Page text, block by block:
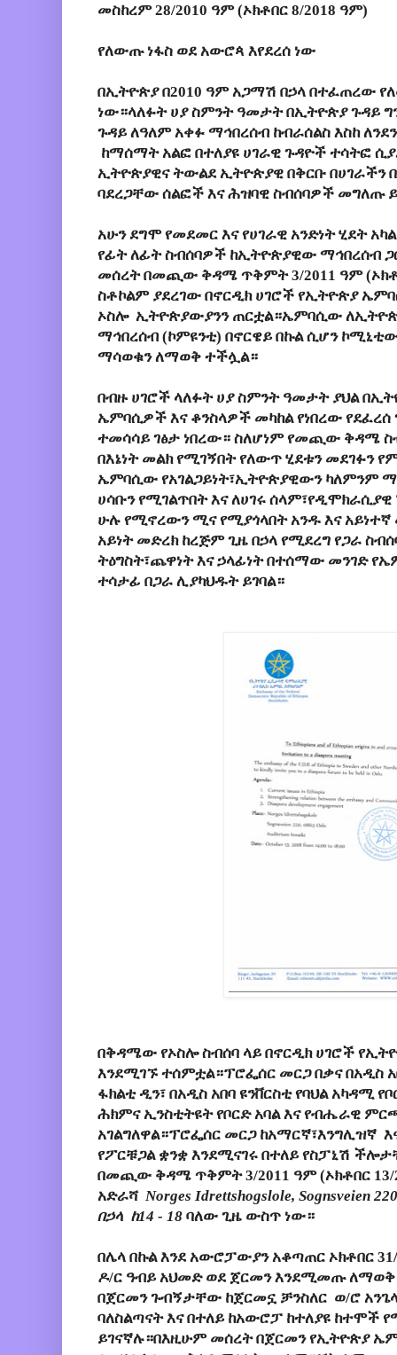
መስከረም 28/2010 ዓም (ኦክቶበር 8/2018 ዓም)
የለውጡ ነፋስ ወደ አውሮጳ እየደረሰ ነው
በኢትዮጵያ በ2010 ዓም አጋማሽ በኃላ በተፈጠረው
ነው።ላለፉት ሀያ ስምንት ዓመታት በኢትዮጵያ ጉዳይ
ጉዳይ ለዓለም አቀፉ ማኅበረሰብ ከብራሰልስ እስከ
ከማሰማት አልፎ በተለያዩ ሀገራዊ ጉዳዮች ተሳትፎ
ኢትዮጵያዊና ትውልደ ኢትዮጵያዊ በቅርቡ በሀገራችን
ባደረጋቸው ሰልፎች እና ሕዝባዊ ስብሰባዎች መግለጡ
አሁን ደግሞ የመደመር እና የሀገራዊ አንድነት ሂደት
የፊት ለፊት ስብሰባዎች ከኢትዮጵያዊው ማኅበረሰብ
መሰረት በመጪው ቅዳሜ ጥቅምት 3/2011 ዓም
ስቶኮልም ያደረገው በኖርዲክ ሀገሮች የኢትዮጵያ
ኦስሎ ኢትዮጵያውያንን ጠርቷል።ኤምባሲው
ማኅበረሰብ (ኮምዩንቲ) በኖርዌይ በኩል ሲሆን ኮሚኒቲው
ማሳወቁን ለማወቅ ተችሏል።
በብዙ ሀገሮች ላለፉት ሀያ ስምንት ዓመታት ያህል
ኤምባሲዎች እና ቆንስላዎች መካከል የነበረው የደፈረሰ
ተመሳሳይ ገፅታ ነበረው። ስለሆነም የመጪው ቅዳሜ
በእኔነት መልክ የሚገኝበት የለውጥ ሂደቱን መደገፉን
ኤምባሲው የአገልጋይነት፣ኢትዮጵያዊውን ካለምንም
ሀሳቡን የሚገልጥበት እና ለሀገሩ
ሁሉ የሚኖረውን ሚና የሚያጎላበት አንዱ እና
አይነት መድረክ ከረጅም ጊዜ በኃላ የሚደረግ የጋራ
ትዕግስት፣ጨዋነት እና ኃላፊነት በተሰማው መንገድ
ተሳታፊ በጋራ ሊያካህዱት ይገባል።
በቅዳሜው የኦስሎ ስብሰባ ላይ በኖርዲክ ሀገሮች
እንደሚገኙ ተሰምቷል።ፕሮፌሰር መርጋ በቃና በአዲስ
ፋክልቲ ዲን፣ በአዲስ አበባ ዩንቨርስቲ የባህል አካዳሚ
ሕክምና ኢንስቲትዩት የቦርድ አባል እና የብሔራዊ
አገልግለዋል።ፕሮፌሰር መርጋ ከአማርኛ፣እንግሊዝኛ
የፖርቹጋል ቋንቋ እንደሚናገሩ በተለይ የስፓኒሽ
በመጪው ቅዳሜ ጥቅምት 3/2011 ዓም (ኦክቶበር 13/
አድራሻ Norges Idrettshogslole, Sognsveien
በኃላ ከ14 - 18 ባለው ጊዜ ውስጥ ነው።
በሌላ በኩል እንደ አውሮፓውያን አቆጣጠር ኦክቶበር
ዶ/ር ዓብይ አህመድ ወደ ጀርመን እንደሚመጡ
በጀርመን ጉብኝታቸው ከጀርመኗ ቻንስለር ወ/ሮ
ባለስልጣናት እና በተለይ ከአውሮፓ ከተለያዩ
ይገናኛሉ።በእዚሁም መሰረት በጀርመን የኢትዮጵያ